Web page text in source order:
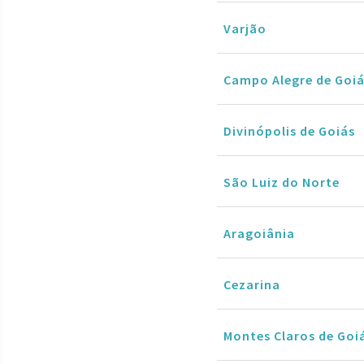
Varjão
Campo Alegre de
Divinópolis de Goiás
São Luiz do Norte
Aragoiânia
Cezarina
Montes Claros de